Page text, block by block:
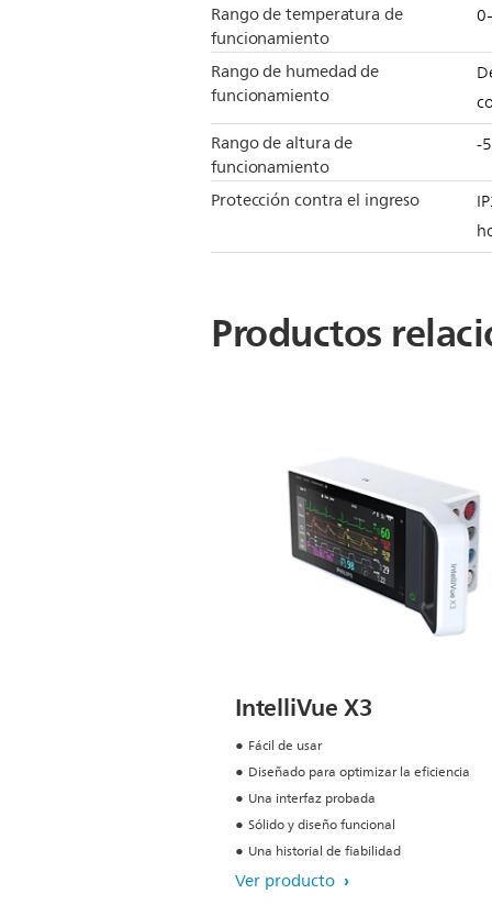
Rango de temperatura de
funcionamiento
Rango de humedad de
funcionamiento
Rango de altura de
funcionamiento
-
Protección contra el ingreso
Productos
IntelliVue X3
Fácil de usar
Diseñado para optimizar la eficiencia
Una interfaz probada
Sólido y diseño funcional
Una historial de fiabilidad
Ver producto